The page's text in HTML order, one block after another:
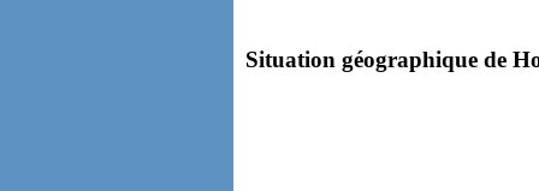
Situation géographique de